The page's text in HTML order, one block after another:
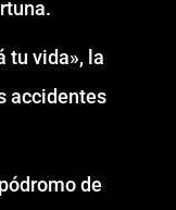
tu vida», la
accidentes
de